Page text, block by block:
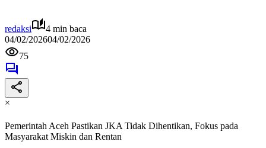
redaksi
4 min baca
04/02/202604/02/2026
75
×
Pemerintah Aceh Pastikan JKA Tidak Dihentikan, Fokus pada
Masyarakat Miskin dan Rentan